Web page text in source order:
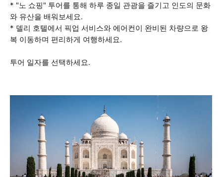
* "노 쇼핑" 투어를 통해 하루 종일 관광을 즐기고 인도의 문화
와 유산을 배워보세요.
* 델리 호텔에서 픽업 서비스와 에어컨이 완비된 차량으로 왕
복 이동하며 편리하게 여행하세요.
투어 일자를 선택하세요.